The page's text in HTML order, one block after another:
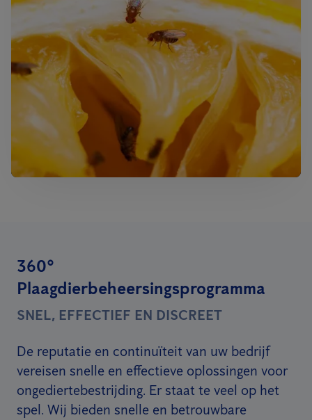
360°
Plaagdierbeheersingsprogramma
SNEL, EFFECTIEF EN DISCREET
De reputatie en continuïteit van uw bedrijf
vereisen snelle en effectieve oplossingen voor
ongediertebestrijding. Er staat te veel op het
spel. Wij bieden snelle en betrouwbare